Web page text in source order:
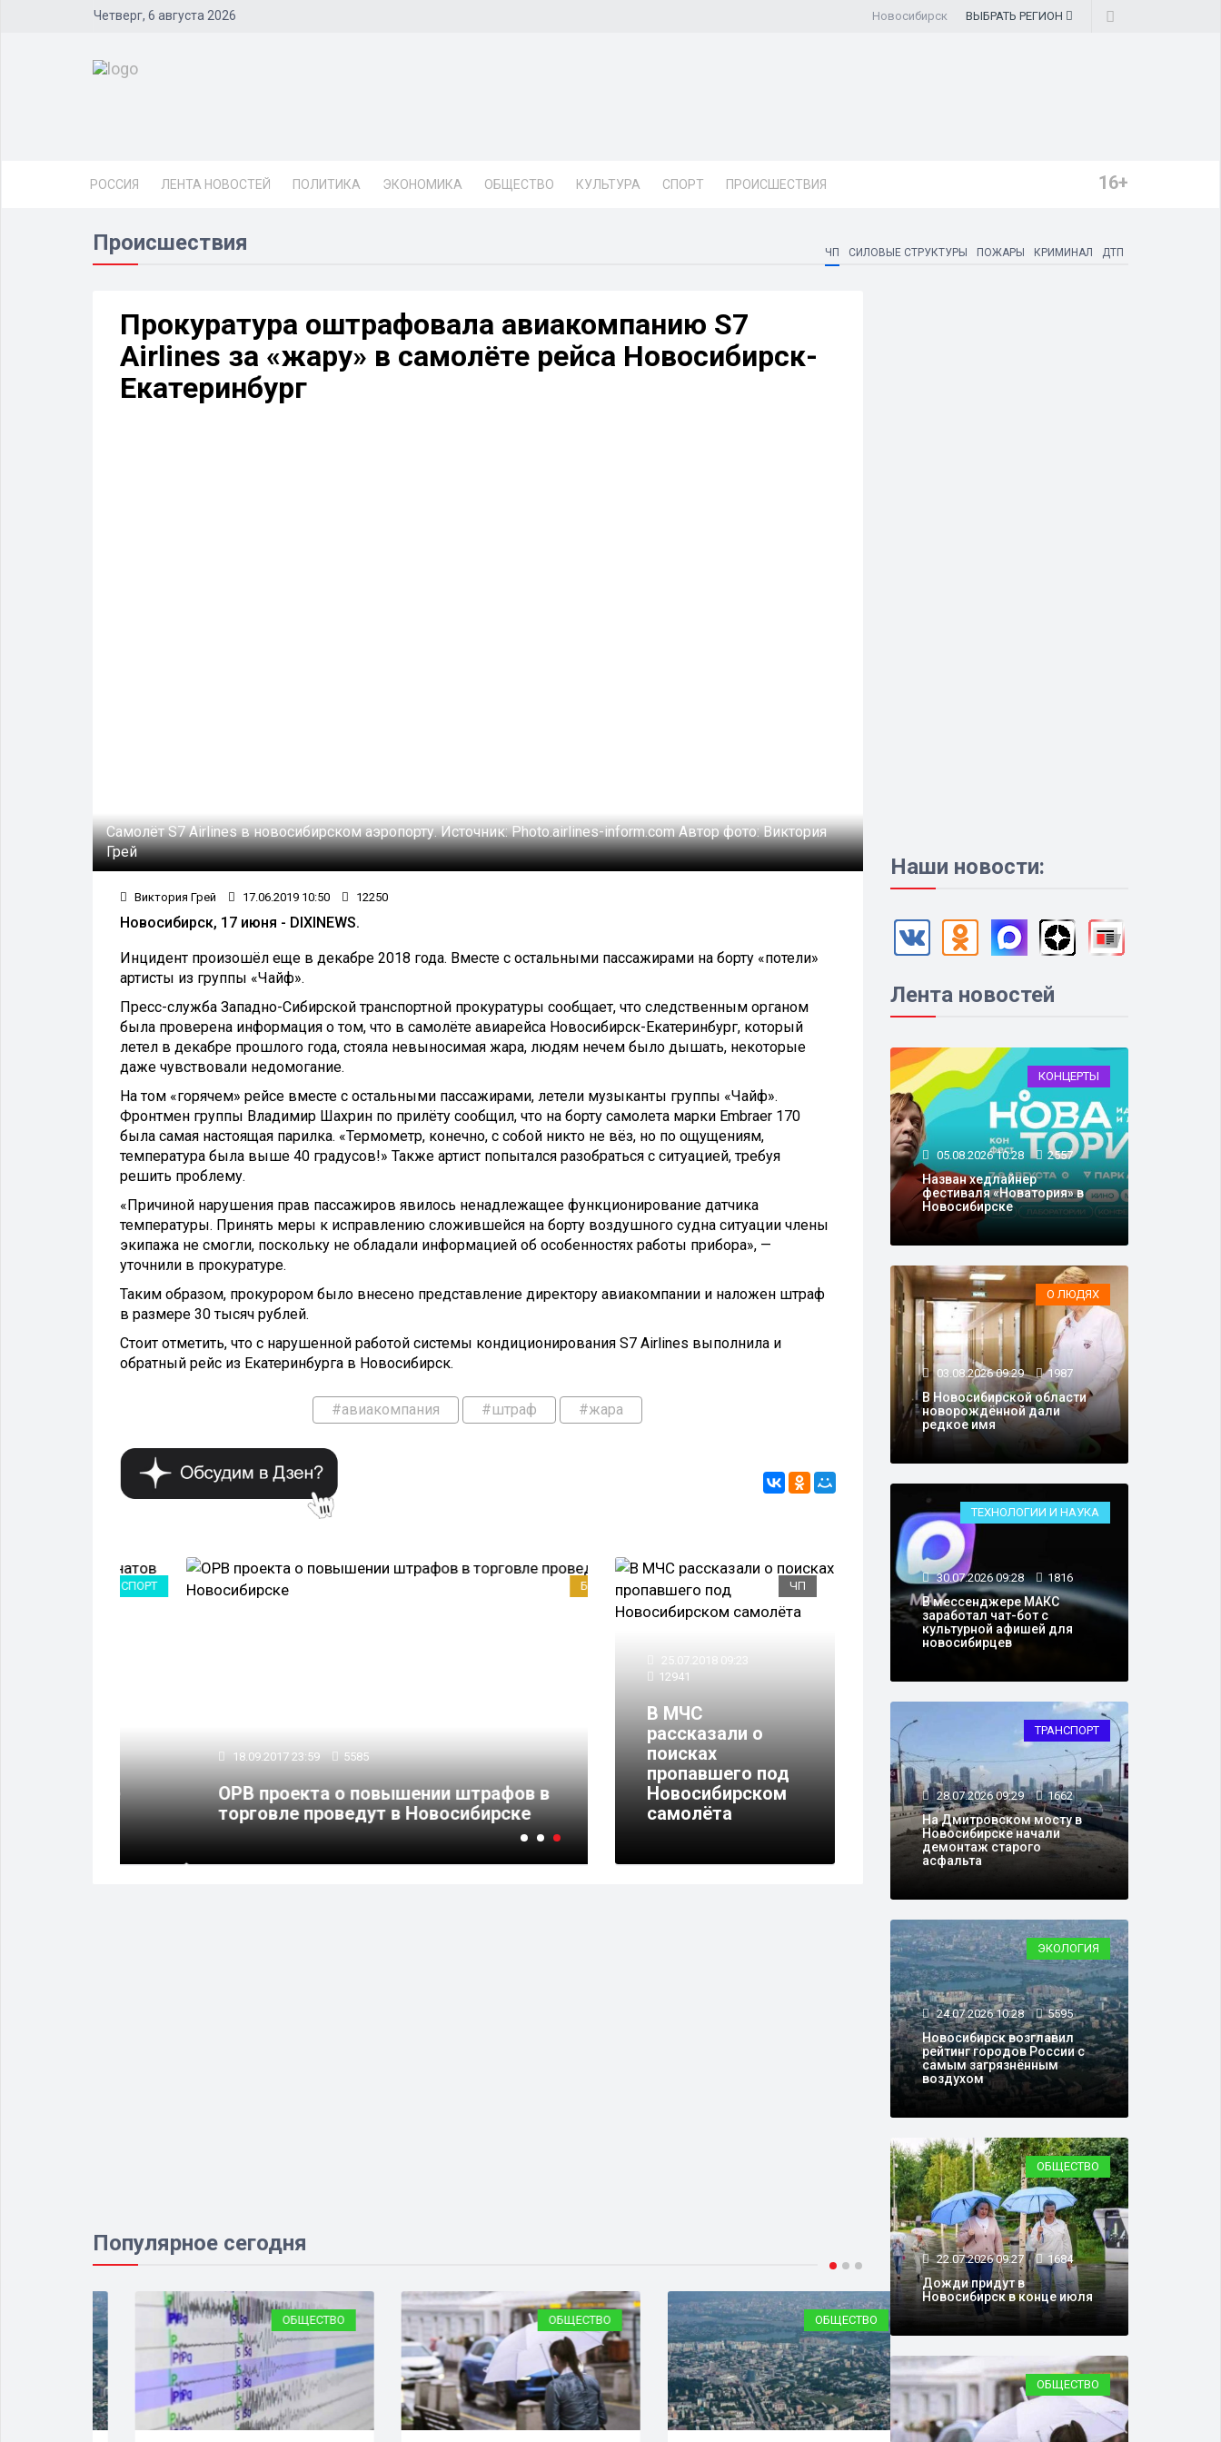
Четверг, 6 августа 2026 Новосибирск ВЫБРАТЬ РЕГИОН
РОССИЯ ЛЕНТА НОВОСТЕЙ ПОЛИТИКА ЭКОНОМИКА ОБЩЕСТВО КУЛЬТУРА СПОРТ ПРОИСШЕСТВИЯ 16+
Происшествия ЧП СИЛОВЫЕ СТРУКТУРЫ ПОЖАРЫ КРИМИНАЛ ДТП
Прокуратура оштрафовала авиакомпанию S7
Airlines за «жару» в самолёте рейса Новосибирск-
Екатеринбург
Самолёт S7 Airlines в новосибирском аэропорту.Источник:Photo.airlines-inform.comАвтор фото:Виктория
Грей
Виктория Грей 17.06.2019 10:50 12250
Новосибирск, 17 июня - DIXINEWS.
Инцидент произошёл еще в декабре 2018 года. Вместе с остальными пассажирами на борту «потели»
артисты из группы «Чайф».
Пресс-служба Западно-Сибирской транспортной прокуратуры сообщает, что следственным органом
была проверена информация о том, что в самолёте авиарейса Новосибирск-Екатеринбург, который
летел в декабре прошлого года, стояла невыносимая жара, людям нечем было дышать, некоторые
даже чувствовали недомогание.
На том «горячем» рейсе вместе с остальными пассажирами, летели музыканты группы «Чайф».
Фронтмен группы Владимир Шахрин по прилёту сообщил, что на борту самолета марки Embraer 170
была самая настоящая парилка. «Термометр, конечно, с собой никто не вёз, но по ощущениям,
температура была выше 40 градусов!» Также артист попытался разобраться с ситуацией, требуя
решить проблему.
«Причиной нарушения прав пассажиров явилось ненадлежащее функционирование датчика
температуры. Принять меры к исправлению сложившейся на борту воздушного судна ситуации члены
экипажа не смогли, поскольку не обладали информацией об особенностях работы прибора», —
уточнили в прокуратуре.
Таким образом, прокурором было внесено представление директору авиакомпании и наложен штраф
в размере 30 тысяч рублей.
Стоит отметить, что с нарушенной работой системы кондиционирования S7 Airlines выполнила и
обратный рейс из Екатеринбурга в Новосибирск.
#авиакомпания #штраф #жара
18.09.2017 23:59 5585
ОРВ проекта о повышении штрафов в
торговле проведут в Новосибирске
ЧП
25.07.2018 09:23
12941
В МЧС
рассказали о
поисках
пропавшего под
Новосибирском
самолёта
Популярное сегодня
ОБЩЕСТВО ОБЩЕСТВО ОБЩЕСТВО КОНЦЕРТЫ
Наши новости:
Лента новостей
КОНЦЕРТЫ
05.08.2026 10:28 2557
Назван хедлайнер
фестиваля «Новатория» в
Новосибирске
О ЛЮДЯХ
03.08.2026 09:29 1987
В Новосибирской области
новорождённой дали
редкое имя
ТЕХНОЛОГИИ И НАУКА
30.07.2026 09:28 1816
В мессенджере MAКС
заработал чат-бот с
культурной афишей для
новосибирцев
ТРАНСПОРТ
28.07.2026 09:29 1662
На Дмитровском мосту в
Новосибирске начали
демонтаж старого
асфальта
ЭКОЛОГИЯ
24.07.2026 10:28 5595
Новосибирск возглавил
рейтинг городов России с
самым загрязнённым
воздухом
ОБЩЕСТВО
22.07.2026 09:27 1684
Дожди придут в
Новосибирск в конце июля
ОБЩЕСТВО